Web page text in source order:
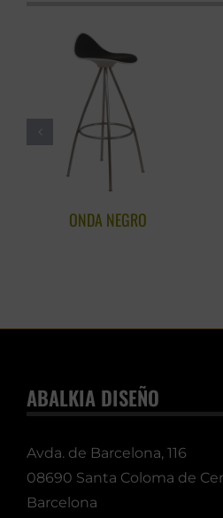
ONDA NEGRO
ABALKIA DISEÑO
Avda. de Barcelona, 116
08690 Santa Coloma de
Barcelona